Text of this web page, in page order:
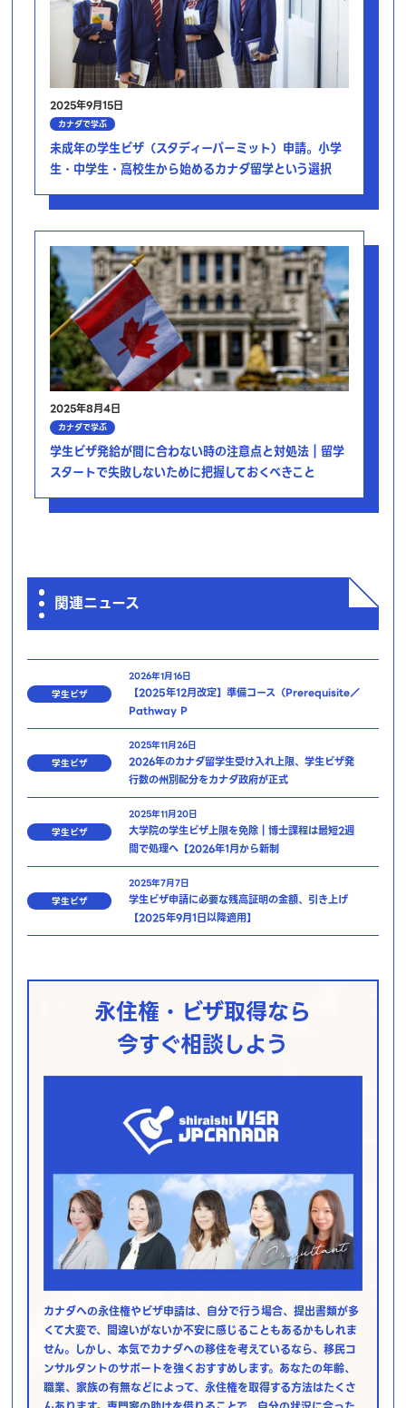
2025年9月15日
カナダで学ぶ
未成年の学生ビザ（スタディーパーミット）申請。小学
生・中学生・高校生から始めるカナダ留学という選択
2025年8月4日
カナダで学ぶ
学生ビザ発給が間に合わない時の注意点と対処法｜留学
スタートで失敗しないために把握しておくべきこと
関連ニュース
学生ビザ
2026年1月16日
【2025年12月改定】準備コース（Prerequisite／
Pathway P
学生ビザ
2025年11月26日
2026年のカナダ留学生受け入れ上限、学生ビザ発
行数の州別配分をカナダ政府が正式
学生ビザ
2025年11月20日
大学院の学生ビザ上限を免除｜博士課程は最短2週
間で処理へ【2026年1月から新制
学生ビザ
2025年7月7日
学生ビザ申請に必要な残高証明の金額、引き上げ
【2025年9月1日以降適用】
永住権・ビザ取得なら
今すぐ相談しよう
カナダへの永住権やビザ申請は、自分で行う場合、提出書類が多
くて大変で、間違いがないか不安に感じることもあるかもしれま
せん。しかし、本気でカナダへの移住を考えているなら、移民コ
ンサルタントのサポートを強くおすすめします。あなたの年齢、
職業、家族の有無などによって、永住権を取得する方法はたくさ